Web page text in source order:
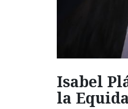
Isabel
la